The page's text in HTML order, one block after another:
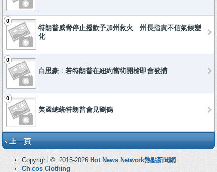
0
特朗普威脅停止撥款予加州救火 州長指責不信氣候變
化
0
白思豪：若特朗普在紐約當街開槍即會被捕
0
美國總統特朗普會見劉鶴
‹ 上一頁
Copyright © 2015-2026 Hot News Network熱點新聞網
Chicos Clothing